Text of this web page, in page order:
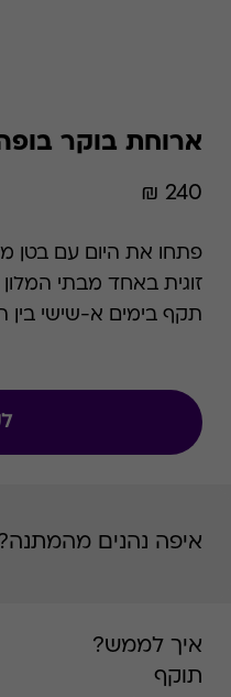
ארוחת בוקר בופה
240 ₪
פתחו את היום עם בטן
תקף בימים א-שישי בין השעות
איפה נהנים
איך לממש?
תוקף